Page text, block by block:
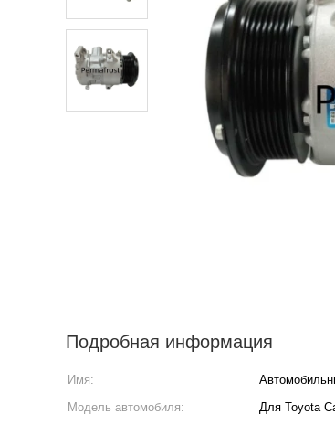
Подробная информация
Имя:
Модель автомобиля:
Для Toyota